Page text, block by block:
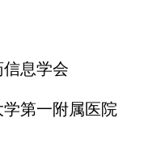
息学会
第一附属医院